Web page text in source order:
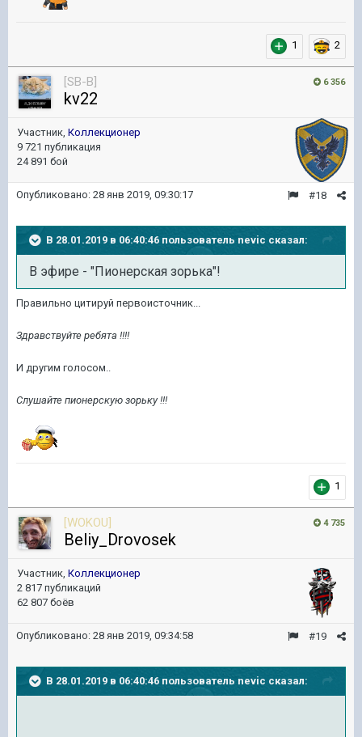
1 2
6 356
[SB-B]
kv22
Участник, Коллекционер
9 721 публикация
24 891 бой
#18
Опубликовано: 28 янв 2019, 09:30:17
В 28.01.2019 в 06:40:46 пользователь nevic сказал:
В эфире - "Пионерская зорька"!
Правильно цитируй первоисточник...
Здравствуйте ребята !!!!
И другим голосом..
Слушайте пионерскую зорьку !!!
1
4 735
[WOKOU]
Beliy_Drovosek
Участник, Коллекционер
2 817 публикаций
62 807 боёв
#19
Опубликовано: 28 янв 2019, 09:34:58
В 28.01.2019 в 06:40:46 пользователь nevic сказал: